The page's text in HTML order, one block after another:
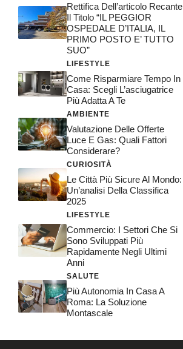
Rettifica Dell’articolo Recante
Il Titolo “IL PEGGIOR
OSPEDALE D’ITALIA, IL
PRIMO POSTO E’ TUTTO
SUO”
LIFESTYLE
Come Risparmiare Tempo In
Casa: Scegli L’asciugatrice
Più Adatta A Te
AMBIENTE
Valutazione Delle Offerte
Luce E Gas: Quali Fattori
Considerare?
CURIOSITÀ
Le Città Più Sicure Al Mondo:
Un’analisi Della Classifica
2025
LIFESTYLE
Commercio: I Settori Che Si
Sono Sviluppati Più
Rapidamente Negli Ultimi
Anni
SALUTE
Più Autonomia In Casa A
Roma: La Soluzione
Montascale